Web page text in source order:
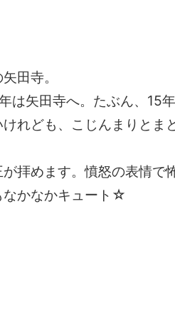
田寺。
矢田寺へ。たぶん、15年
れども、こじんまりとま
拝めます。憤怒の表情で
なかなかキュート☆